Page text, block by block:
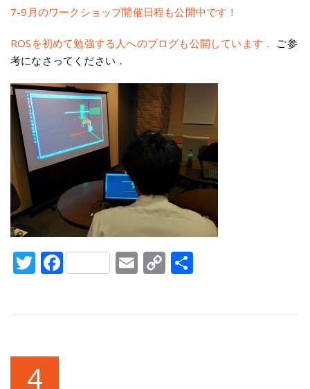
7-9月のワークショップ開催日程も公開中です！
ROSを初めて勉強する人へのブログも公開しています． ご参
考になさってください．
Twitter
FacebookEmail
Copy
Link
4